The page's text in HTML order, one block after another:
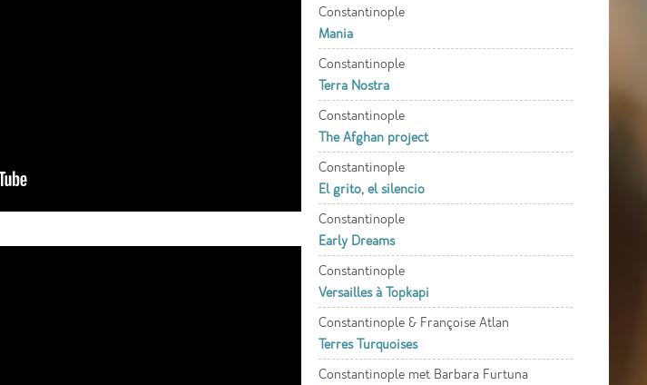
Constantinople
Mania
Constantinople
Terra Nostra
Constantinople
The Afghan project
Constantinople
El grito, el silencio
Constantinople
Early Dreams
Constantinople
Versailles à Topkapi
Constantinople & Françoise Atlan
Terres Turquoises
Constantinople met Barbara Furtuna